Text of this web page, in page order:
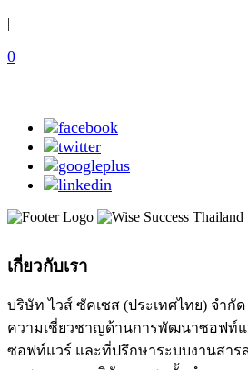
|
0
เกี่ยวกับเรา
บริษัท ไวส์ ซัคเซส (ประเทศไทย) จำกัด
ความเชี่ยวชาญด้านการพัฒนาซอฟท์แ
ซอฟท์แวร์ และที่ปรึกษาระบบงานสาร